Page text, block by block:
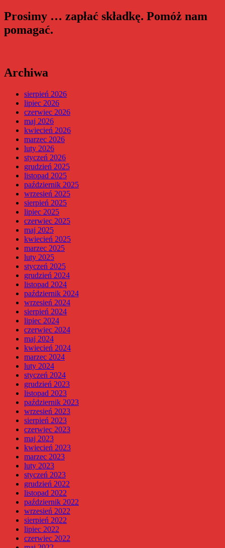
Prosimy … zapłać składkę. Pomóż nam
pomagać.
Archiwa
sierpień 2026
lipiec 2026
czerwiec 2026
maj 2026
kwiecień 2026
marzec 2026
luty 2026
styczeń 2026
grudzień 2025
listopad 2025
październik 2025
wrzesień 2025
sierpień 2025
lipiec 2025
czerwiec 2025
maj 2025
kwiecień 2025
marzec 2025
luty 2025
styczeń 2025
grudzień 2024
listopad 2024
październik 2024
wrzesień 2024
sierpień 2024
lipiec 2024
czerwiec 2024
maj 2024
kwiecień 2024
marzec 2024
luty 2024
styczeń 2024
grudzień 2023
listopad 2023
październik 2023
wrzesień 2023
sierpień 2023
czerwiec 2023
maj 2023
kwiecień 2023
marzec 2023
luty 2023
styczeń 2023
grudzień 2022
listopad 2022
październik 2022
wrzesień 2022
sierpień 2022
lipiec 2022
czerwiec 2022